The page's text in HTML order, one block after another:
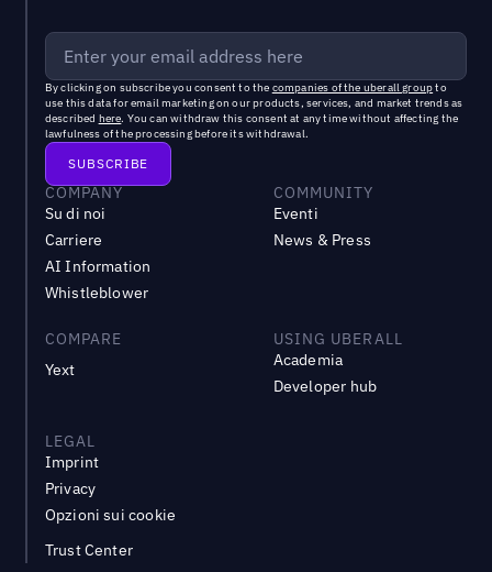
By clicking on subscribe you consent to the companies of the uberall groupto
use this data for email marketing on our products, services, and market trends as
described here. You can withdraw this consent at any time without affecting the
lawfulness of the processing before its withdrawal.
COMPANY
Su di noi
Carriere
AI Information
Whistleblower
COMMUNITY
Eventi
News & Press
COMPARE
Yext
USING UBERALL
Academia
Developer hub
LEGAL
Imprint
Privacy
Opzioni sui cookie
Trust Center